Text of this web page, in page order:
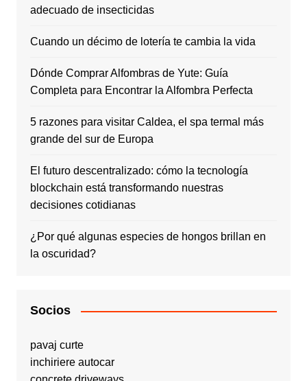
adecuado de insecticidas
Cuando un décimo de lotería te cambia la vida
Dónde Comprar Alfombras de Yute: Guía
Completa para Encontrar la Alfombra Perfecta
5 razones para visitar Caldea, el spa termal más
grande del sur de Europa
El futuro descentralizado: cómo la tecnología
blockchain está transformando nuestras
decisiones cotidianas
¿Por qué algunas especies de hongos brillan en
la oscuridad?
Socios
pavaj curte
inchiriere autocar